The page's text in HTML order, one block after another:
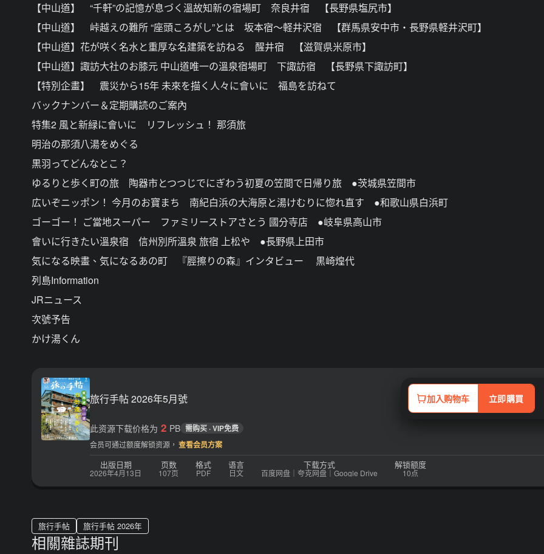
【中山道】 “千軒”の記憶が息づく溫故知新の宿場町 奈良井宿 【長野県塩尻市】
【中山道】 峠越えの難所 “座頭ころがし”とは 坂本宿～軽井沢宿 【群馬県安中市・長野県軽井沢町】
【中山道】花が咲く名水と重厚な名建築を訪ねる 醒井宿 【滋賀県米原市】
【中山道】諏訪大社のお膝元 中山道唯一の溫泉宿場町 下諏訪宿 【長野県下諏訪町】
【特別企畫】 震災から15年 未來を描く人々に會いに 福島を訪ねて
バックナンバー＆定期購読のご案內
特集2 風と新緑に會いに リフレッシュ！ 那須旅
明治の那須八湯をめぐる
黒羽ってどんなとこ？
ゆるりと歩く町の旅 陶器市とつつじでにぎわう初夏の笠間で日帰り旅 ●茨城県笠間市
広いぞニッポン！ 今月のお寶まち 南紀白浜の大海原と湯けむりに惚れ直す ●和歌山県白浜町
ゴーゴー！ ご當地スーパー ファミリーストアさとう 國分寺店 ●岐阜県高山市
會いに行きたい溫泉宿 信州別所溫泉 旅宿 上松や ●長野県上田市
気になる映畫、気になるあの町 『脛擦りの森』インタビュー 黒崎煌代
列島Information
JRニュース
次號予告
かけ湯くん
旅行手帖 2026年5月號 加入购物车 立即購買
此资源下载价格为 2 PB 需购买 · VIP免费
会员可通过额度解锁资源， 查看会员方案
出版日期
2026年4月13日
页数
107页
格式
PDF
语言
日文
下载方式
百度网盘｜夸克网盘｜Google Drive
解锁额度
10点
旅行手帖 旅行手帖 2026年
相關雜誌期刊